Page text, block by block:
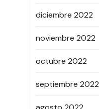
diciembre 2022
noviembre 2022
octubre 2022
septiembre 2022